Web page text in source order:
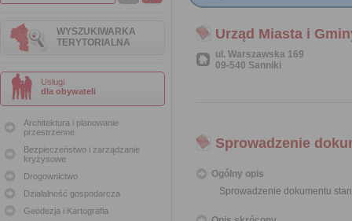
WYSZUKIWARKA
TERYTORIALNA
Usługi
dla obywateli
Architektura i planowanie
przestrzenne
Bezpieczeństwo i zarządzanie
kryzysowe
Drogownictwo
Działalność gospodarcza
Geodezja i Kartografia
Urząd Miasta i
ul. Warszawska 169
09-540 Sanniki
Sprowadzenie
Ogólny opis
Sprowadzenie dokumentu